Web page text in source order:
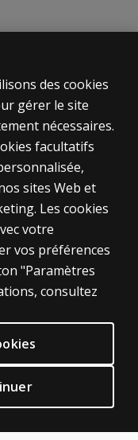
des cookies
gérer le site
nécessaires.
facultatifs
sites Web et
Les cookies
votre
vos préférences
"Paramètres
consultez